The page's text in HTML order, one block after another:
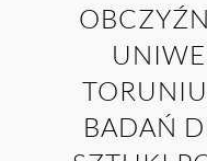
BADAŃ